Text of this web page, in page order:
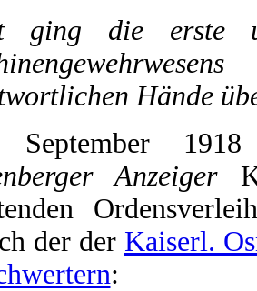
ging die erste
Hände
September
Anzeiger
der der Kaiserl.
: